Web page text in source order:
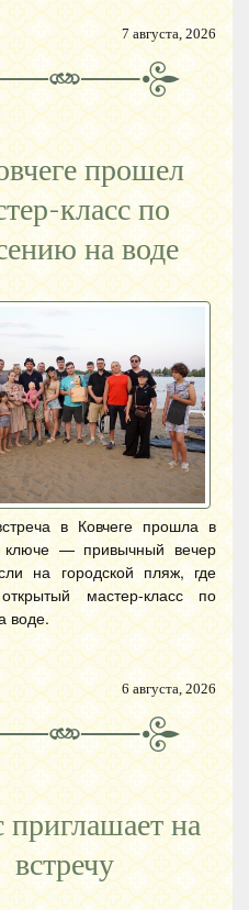
7 августа, 2026
прошел
класс по
на воде
в Ковчеге прошла в
ключе — привычный вечер
на городской пляж, где
мастер-класс по
воде.
6 августа, 2026
приглашает на
встречу